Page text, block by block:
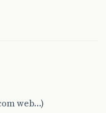
web…)